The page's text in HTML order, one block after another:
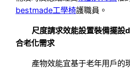
bestmade工學椅護職員。
尺度請求效能設置裝備擺
合老化需求
產物效能宜基于老年用戶的